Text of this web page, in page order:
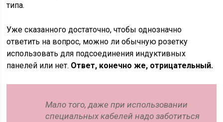
типа.
Уже сказанного достаточно, чтобы однозначно
ответить на вопрос, можно ли обычную розетку
использовать для подсоединения индуктивных
панелей или нет. Ответ, конечно же, отрицательный.
Мало того, даже при использовании
специальных кабелей надо заботиться